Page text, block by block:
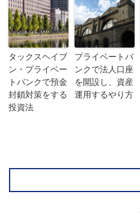
タックスヘイブ
ン・プライベー
トバンクで預金
封鎖対策をする
投資法
プライベートバ
ンクで法人口座
を開設し、資産
運用するやり方